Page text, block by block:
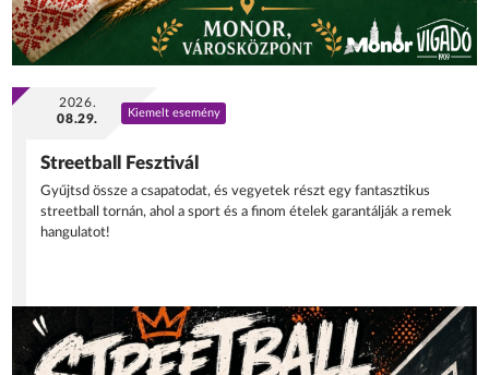
2026.
08.29.
Kiemelt esemény
Streetball Fesztivál
Gyűjtsd össze a csapatodat, és vegyetek részt egy fantasztikus
streetball tornán, ahol a sport és a finom ételek garantálják a remek
hangulatot!